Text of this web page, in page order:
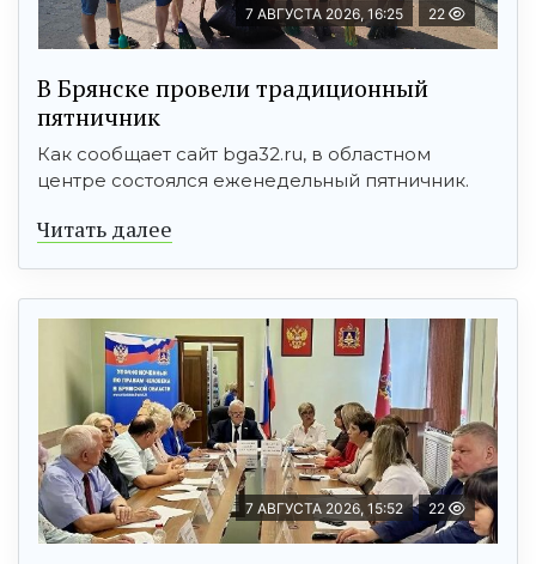
7 АВГУСТА 2026, 16:25 22
В Брянске провели традиционный
пятничник
Как сообщает сайт bga32.ru, в областном
центре состоялся еженедельный пятничник.
Читать далее
7 АВГУСТА 2026, 15:52 22